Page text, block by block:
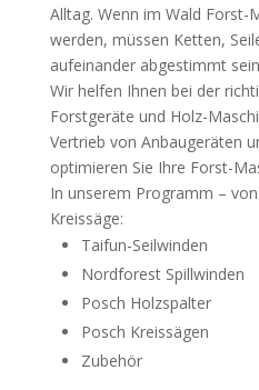
Alltag. Wenn im Wald Forst-
werden, müssen Ketten,
aufeinander abgestimmt
Wir helfen Ihnen bei der
Forstgeräte und Holz-
Vertrieb von Anbaugeräten
optimieren Sie Ihre Forst-
In unserem Programm –
Kreissäge:
Taifun-Seilwinden
Nordforest Spillwinden
Posch Holzspalter
Posch Kreissägen
Zubehör